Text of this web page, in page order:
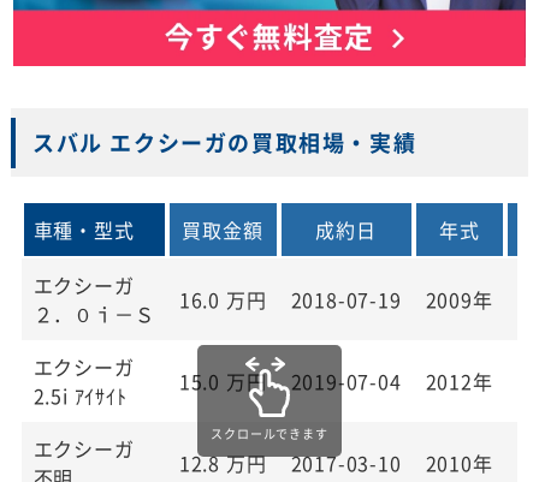
スバル エクシーガの買取相場・実績
車種・型式 買取金額 成約日 年式
エクシーガ
２．０ｉ－Ｓ
16.0 万円 2018-07-19 2009年
エクシーガ
2.5i ｱｲｻｲﾄ
15.0 万円 2019-07-04 2012年
エクシーガ
12.8万円 2017-03-10 2010年